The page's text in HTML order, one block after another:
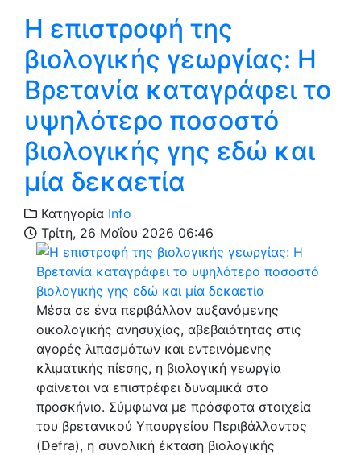
Η επιστροφή της
βιολογικής γεωργίας: Η
Βρετανία καταγράφει το
υψηλότερο ποσοστό
βιολογικής γης εδώ και
μία δεκαετία
Κατηγορία Info
Τρίτη, 26 Μαΐου 2026 06:46
Μέσα σε ένα περιβάλλον αυξανόμενης
οικολογικής ανησυχίας, αβεβαιότητας στις
αγορές λιπασμάτων και εντεινόμενης
κλιματικής πίεσης, η βιολογική γεωργία
φαίνεται να επιστρέφει δυναμικά στο
προσκήνιο. Σύμφωνα με πρόσφατα στοιχεία
του βρετανικού Υπουργείου Περιβάλλοντος
(Defra), η συνολική έκταση βιολογικής